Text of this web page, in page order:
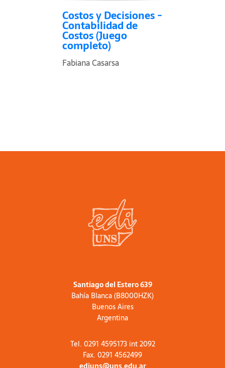
Costos y Decisiones -
Contabilidad de
Costos (Juego
completo)
Fabiana Casarsa
Santiago del Estero 639
Bahía Blanca (B8000HZK)
Buenos Aires
Argentina
Tel. 0291 4595173 int 2092
Fax. 0291 4562499